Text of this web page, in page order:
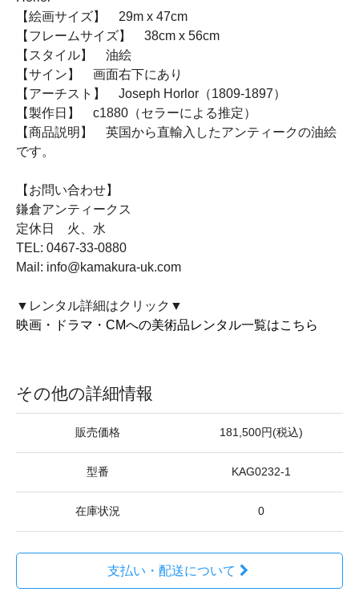
【絵画サイズ】 29m x 47cm
【フレームサイズ】 38cm x 56cm
【スタイル】 油絵
【サイン】 画面右下にあり
【アーチスト】 Joseph Horlor（1809-1897）
【製作日】 c1880（セラーによる推定）
【商品説明】 英国から直輸入したアンティークの油絵
です。
【お問い合わせ】
鎌倉アンティークス
定休日 火、水
TEL: 0467-33-0880
Mail: info@kamakura-uk.com
▼レンタル詳細はクリック▼
映画・ドラマ・CMへの美術品レンタル一覧はこちら
その他の詳細情報
販売価格 181,500円(税込)
型番 KAG0232-1
在庫状況 0
支払い・配送について